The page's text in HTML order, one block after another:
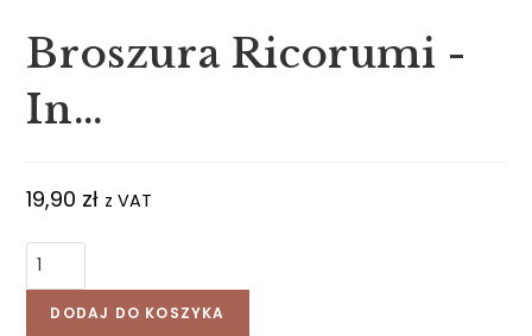
Broszura Ricorumi -
In…
19,90 zł z VAT
DODAJ DO KOSZYKA